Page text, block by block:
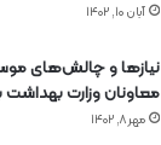
آبان ۱۰, ۱۴۰۲
نیازها و چالش‌های
معاونان وزارت
مهر ۸, ۱۴۰۲